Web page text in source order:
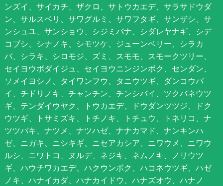
ンズイ、サイカチ、ザクロ、サトウカエデ、サラサドウダ
ン、サルスベリ、サワグルミ、サワフタギ、サンザシ、サ
ンシュユ、サンショウ、シジミバナ、シダレヤナギ、シデ
コブシ、シナノキ、シモツケ、ジューンベリー、シラカ
バ、シラキ、シロモジ、ズミ、スモモ、スモークツリー、
セイヨウボダイジュ、セイヨウニンジンボク、センダン、
ソメイヨシノ、タイワンフウ、タニウツギ、ダンコウバ
イ、チドリノキ、チャンチン、チンシバイ、ツクバネウツ
ギ、テンダイウヤク、トウカエデ、ドウダンツツジ、ドク
ウツギ、トサミズキ、トチノキ、トチュウ、トネリコ、ナ
ツツバキ、ナツメ、ナツハゼ、ナナカマド、ナンキンハ
ゼ、ニガキ、ニシキギ、ニセアカシア、ニワウメ、ニワウ
ルシ、ニワトコ、ヌルデ、ネジキ、ネムノキ、ノリウツ
ギ、ハウチワカエデ、ハクウンボク、ハコネウツギ、ハゼ
ノキ、ハナイカダ、ハナカイドウ、ハナズオウ、ハナノ